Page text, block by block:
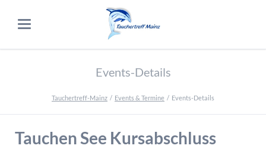
Events-Details
Tauchertreff-Mainz Events & Termine Events-Details
Tauchen See Kursabschluss